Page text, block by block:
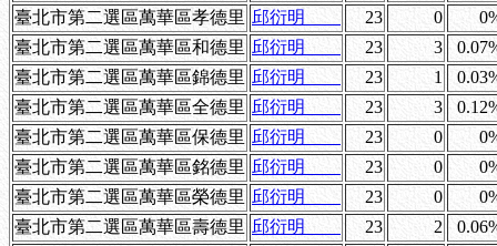
臺北市第二選區萬華區孝德里 邱衍明 23 0
臺北市第二選區萬華區和德里 邱衍明 23 3
臺北市第二選區萬華區錦德里 邱衍明 23 1
臺北市第二選區萬華區全德里 邱衍明 23 3
臺北市第二選區萬華區保德里 邱衍明 23 0
臺北市第二選區萬華區銘德里 邱衍明 23 0
臺北市第二選區萬華區榮德里 邱衍明 23 0
臺北市第二選區萬華區壽德里 邱衍明 23 2